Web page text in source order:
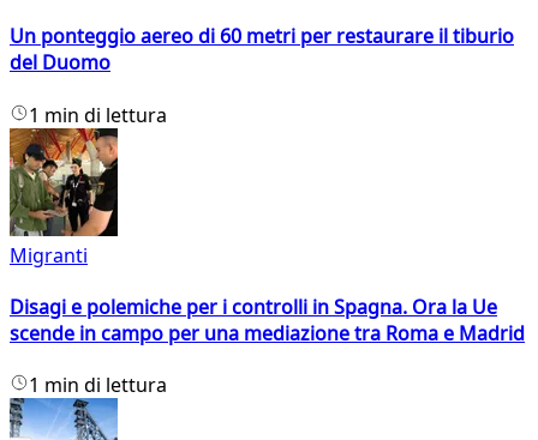
Un ponteggio aereo di 60 metri per restaurare il tiburio
del Duomo
1 min di lettura
Migranti
Disagi e polemiche per i controlli in Spagna. Ora la Ue
scende in campo per una mediazione tra Roma e Madrid
1 min di lettura